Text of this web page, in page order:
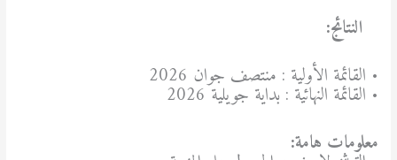
النتائج:
• القائمة الأولية : منتصف جوان 2026
• القائمة النهائية : بداية جويلية 2026
معلومات هامة: